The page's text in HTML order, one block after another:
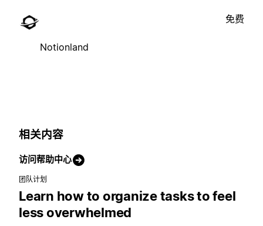
Notionland
免费
相关内容
访问帮助中心
团队计划
Learn how to organize tasks to feel
less overwhelmed